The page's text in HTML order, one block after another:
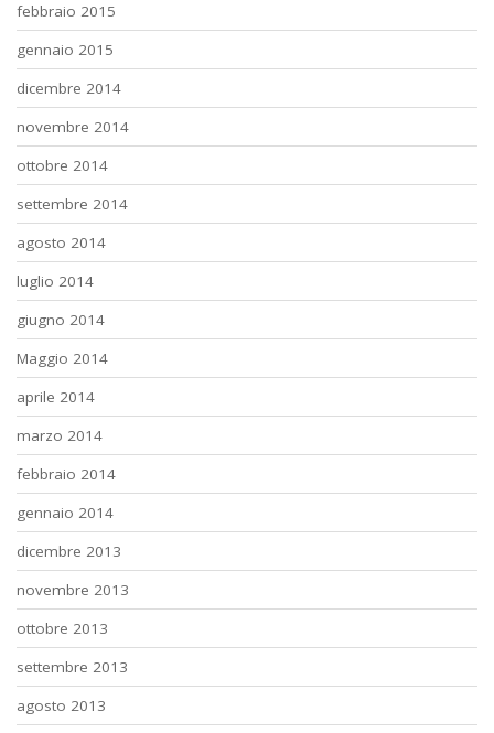
febbraio 2015
gennaio 2015
dicembre 2014
novembre 2014
ottobre 2014
settembre 2014
agosto 2014
luglio 2014
giugno 2014
Maggio 2014
aprile 2014
marzo 2014
febbraio 2014
gennaio 2014
dicembre 2013
novembre 2013
ottobre 2013
settembre 2013
agosto 2013